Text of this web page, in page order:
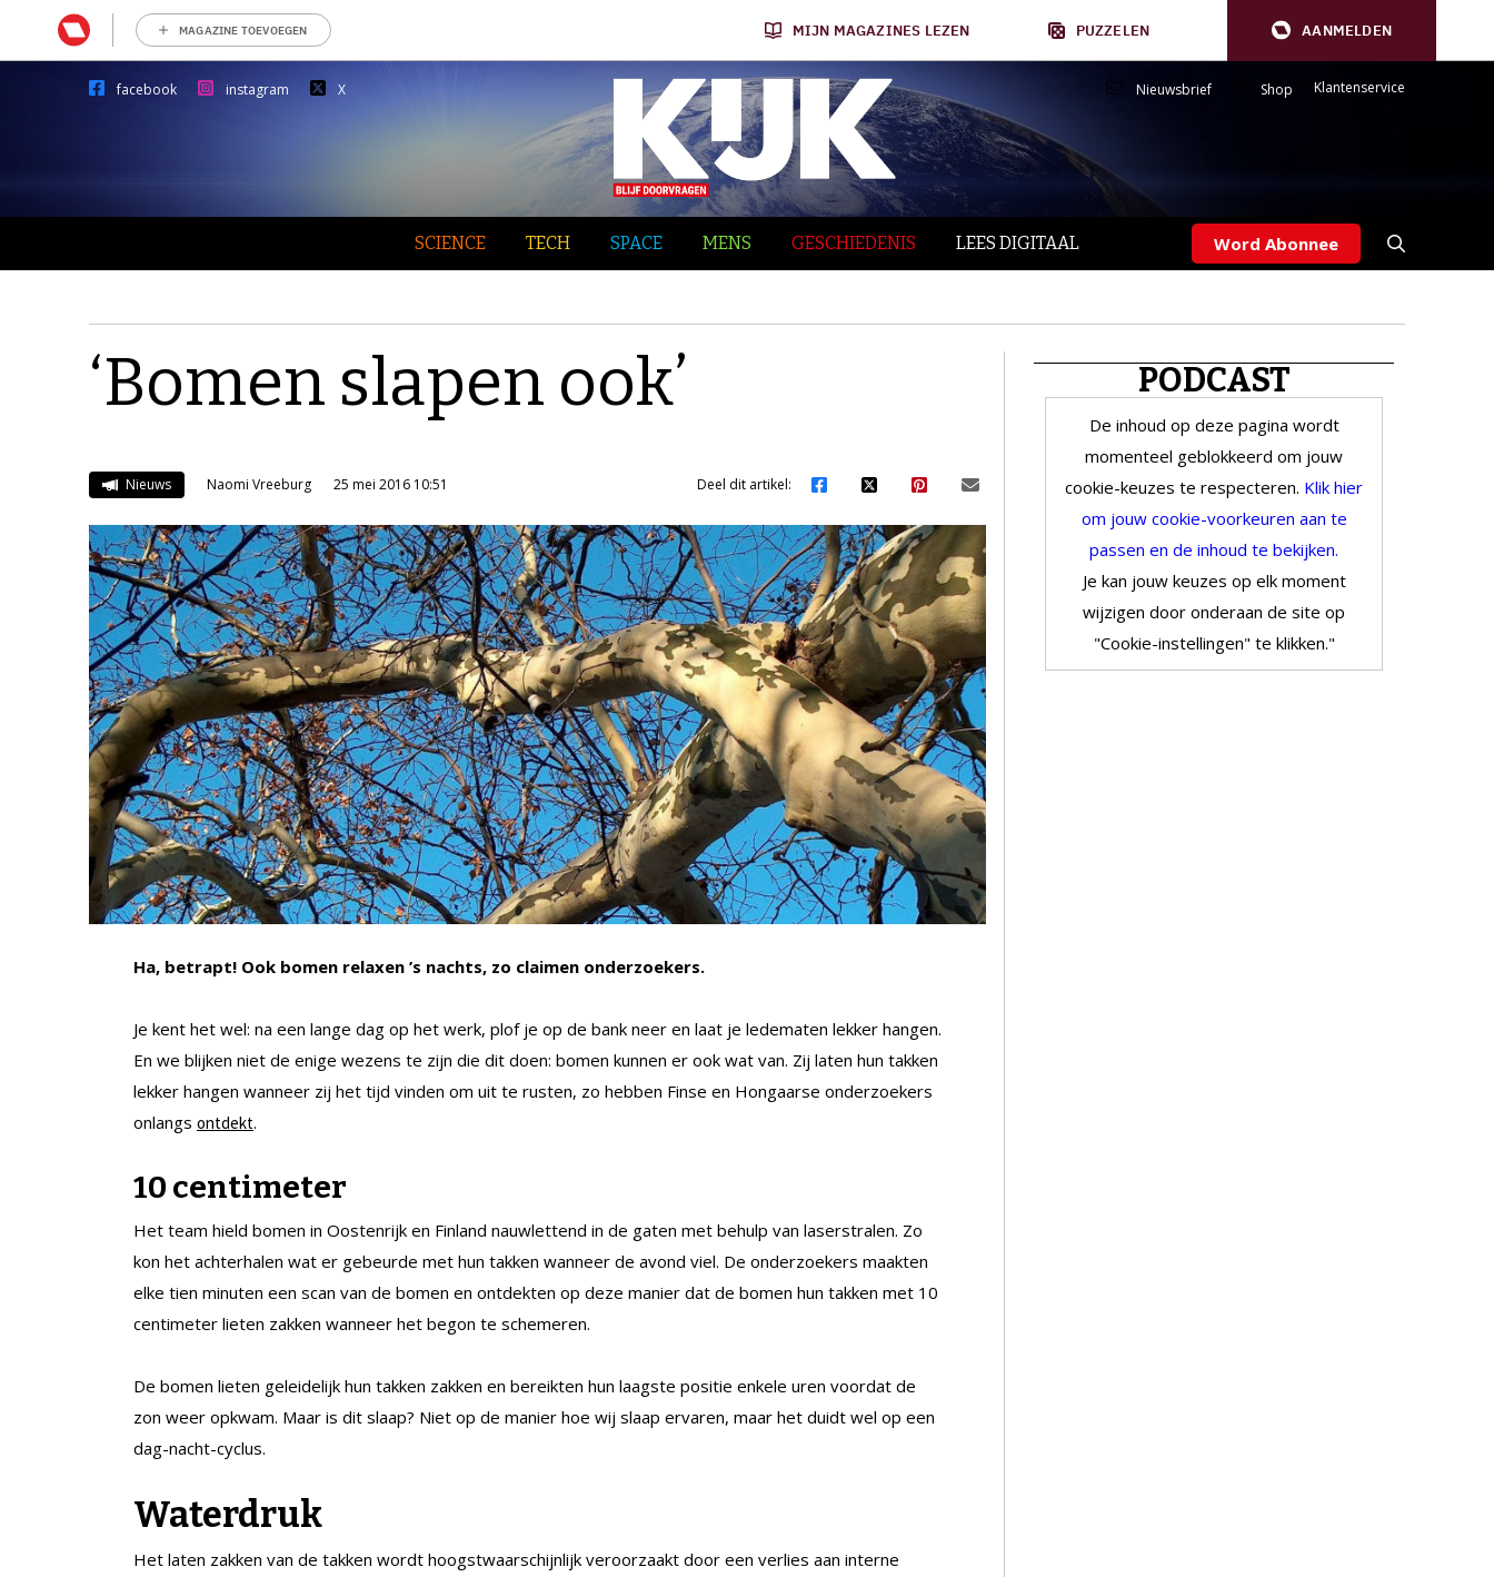
MAGAZINE TOEVOEGEN MIJN MAGAZINES LEZEN PUZZELEN AANMELDEN
facebook instagram X Nieuwsbrief Shop Klantenservice
SCIENCE TECH SPACE MENS GESCHIEDENIS LEES DIGITAAL Word Abonnee
‘Bomen slapen ook’
Nieuws Naomi Vreeburg 25 mei 2016 10:51 Deel dit artikel:
Ha, betrapt! Ook bomen relaxen ’s nachts, zo claimen onderzoekers.
Je kent het wel: na een lange dag op het werk, plof je op de bank neer en laat je ledematen lekker hangen.
En we blijken niet de enige wezens te zijn die dit doen: bomen kunnen er ook wat van. Zij laten hun takken
lekker hangen wanneer zij het tijd vinden om uit te rusten, zo hebben Finse en Hongaarse onderzoekers
onlangs ontdekt.
10 centimeter
Het team hield bomen in Oostenrijk en Finland nauwlettend in de gaten met behulp van laserstralen. Zo
kon het achterhalen wat er gebeurde met hun takken wanneer de avond viel. De onderzoekers maakten
elke tien minuten een scan van de bomen en ontdekten op deze manier dat de bomen hun takken met 10
centimeter lieten zakken wanneer het begon te schemeren.
De bomen lieten geleidelijk hun takken zakken en bereikten hun laagste positie enkele uren voordat de
zon weer opkwam. Maar is dit slaap? Niet op de manier hoe wij slaap ervaren, maar het duidt wel op een
dag-nacht-cyclus.
Waterdruk
Het laten zakken van de takken wordt hoogstwaarschijnlijk veroorzaakt door een verlies aan interne
PODCAST
De inhoud op deze pagina wordt
momenteel geblokkeerd om jouw
cookie-keuzes te respecteren. Klik hier
om jouw cookie-voorkeuren aan te
passen en de inhoud te bekijken.
Je kan jouw keuzes op elk moment
wijzigen door onderaan de site op
"Cookie-instellingen" te klikken."